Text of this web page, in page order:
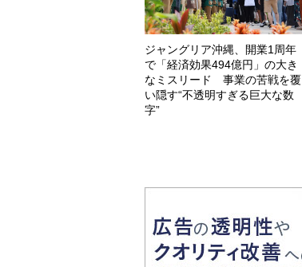
ジャングリア沖縄、開業1周年
で「経済効果494億円」の大き
なミスリード 事業の苦戦を覆
い隠す“不透明すぎる巨大な数
字”